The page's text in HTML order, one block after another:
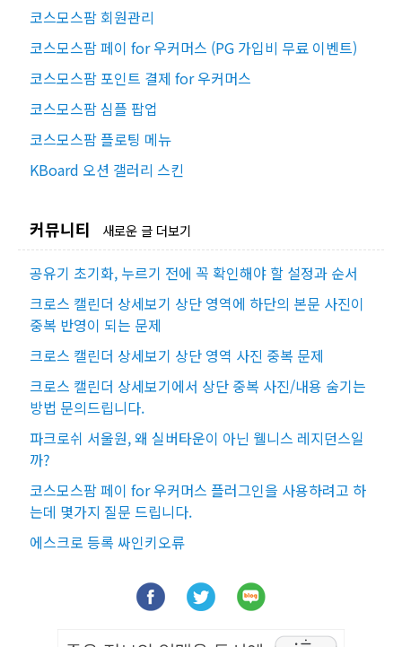
코스모스팜 회원관리
코스모스팜 페이 for 우커머스 (PG 가입비 무료 이벤트)
코스모스팜 포인트 결제 for 우커머스
코스모스팜 심플 팝업
코스모스팜 플로팅 메뉴
KBoard 오션 갤러리 스킨
커뮤니티 새로운 글 더보기
공유기 초기화, 누르기 전에 꼭 확인해야 할 설정과 순서
크로스 캘린더 상세보기 상단 영역에 하단의 본문 사진이
중복 반영이 되는 문제
크로스 캘린더 상세보기 상단 영역 사진 중복 문제
크로스 캘린더 상세보기에서 상단 중복 사진/내용 숨기는
방법 문의드립니다.
파크로쉬 서울원, 왜 실버타운이 아닌 웰니스 레지던스일
까?
코스모스팜 페이 for 우커머스 플러그인을 사용하려고 하
는데 몇가지 질문 드립니다.
에스크로 등록 싸인키오류